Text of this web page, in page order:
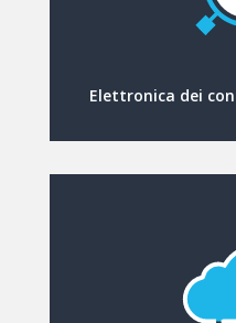
Elettronica dei